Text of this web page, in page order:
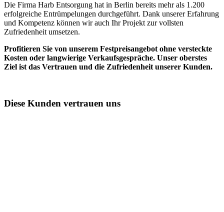
Die Firma Harb Entsorgung hat in Berlin bereits mehr als 1.200
erfolgreiche Entrümpelungen durchgeführt. Dank unserer Erfahrung
und Kompetenz können wir auch Ihr Projekt zur vollsten
Zufriedenheit umsetzen.
Profitieren Sie von unserem Festpreisangebot ohne versteckte
Kosten oder langwierige Verkaufsgespräche. Unser oberstes
Ziel ist das Vertrauen und die Zufriedenheit unserer Kunden.
Diese Kunden vertrauen uns